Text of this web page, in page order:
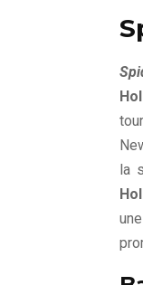
la